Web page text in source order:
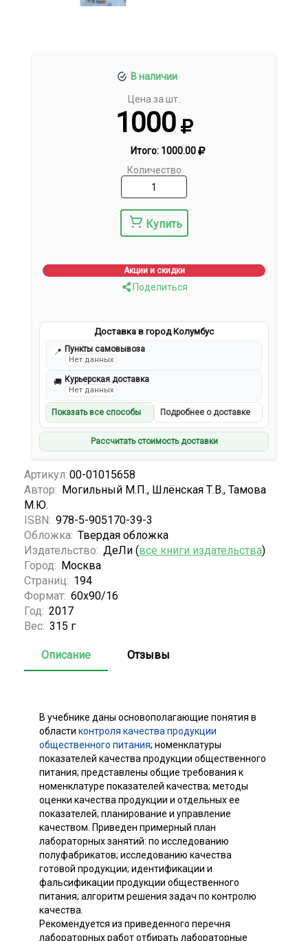
В наличии
Цена за шт.
1000
Итого: 1000.00
Количество
Купить
Акции и скидки
Поделиться
Доставка в город Колумбус
📍 Пункты самовывоза
Нет данных
🚚 Курьерская доставка
Нет данных
Показать все способы Подробнее о доставке
Рассчитать стоимость доставки
Артикул: 00-01015658
Автор: Могильный М.П., Шлёнская Т.В., Тамова
М.Ю.
ISBN: 978-5-905170-39-3
Обложка: Твердая обложка
Издательство: ДеЛи (все книги издательства)
Город: Москва
Страниц: 194
Формат: 60х90/16
Год: 2017
Вес: 315 г
Описание Отзывы
В учебнике даны основополагающие понятия в
области контроля качества продукции
общественного питания; номенклатуры
показателей качества продукции общественного
питания; представлены общие требования к
номенклатуре показателей качества; методы
оценки качества продукции и отдельных ее
показателей; планирование и управление
качеством. Приведен примерный план
лабораторных занятий: по исследованию
полуфабрикатов; исследованию качества
готовой продукции; идентификации и
фальсификации продукции общественного
питания; алгоритм решения задач по контролю
качества.
Рекомендуется из приведенного перечня
лабораторных работ отбирать лабораторные